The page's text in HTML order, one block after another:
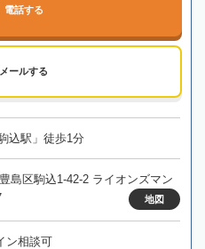
電話する
メールする
込駅」徒歩1分
島区駒込1-42-2 ライオンズマン
地図
ン相談可